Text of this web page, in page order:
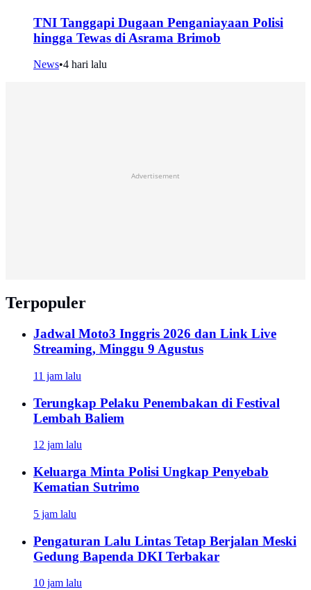
TNI Tanggapi Dugaan Penganiayaan Polisi
hingga Tewas di Asrama Brimob
News•4 hari lalu
Advertisement
Terpopuler
Jadwal Moto3 Inggris 2026 dan Link Live
Streaming, Minggu 9 Agustus
11 jam lalu
Terungkap Pelaku Penembakan di Festival
Lembah Baliem
12 jam lalu
Keluarga Minta Polisi Ungkap Penyebab
Kematian Sutrimo
5 jam lalu
Pengaturan Lalu Lintas Tetap Berjalan Meski
Gedung Bapenda DKI Terbakar
10 jam lalu